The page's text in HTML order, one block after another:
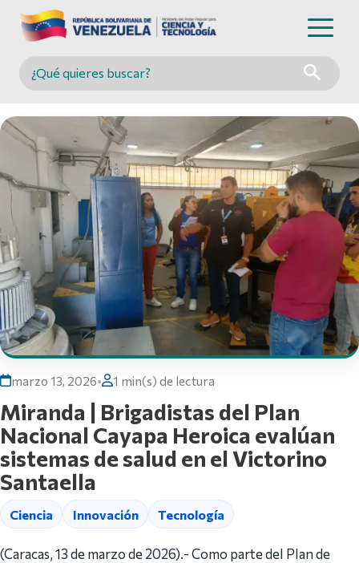
Buscar en MINCYT
marzo 13, 2026• 1 min(s) de lectura
Miranda | Brigadistas del Plan
Nacional Cayapa Heroica evalúan
sistemas de salud en el Victorino
Santaella
Ciencia Innovación Tecnología
(Caracas, 13 de marzo de 2026).- Como parte del Plan de